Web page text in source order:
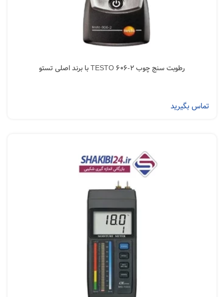
رطوبت سنج چوب TESTO 606-2 با برند اصلی تستو
تماس بگیرید